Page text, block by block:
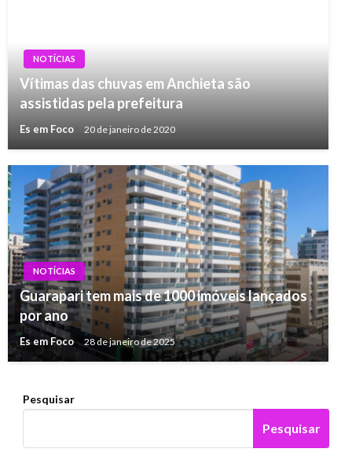
NOTÍCIAS
Vítimas das chuvas em Anchieta são
assistidas pela prefeitura
Es em Foco 20 de janeiro de 2020
NOTÍCIAS
Guarapari tem mais de 1000 imóveis lançados
por ano
Es em Foco 28 de janeiro de 2025
Pesquisar
Pesquisar